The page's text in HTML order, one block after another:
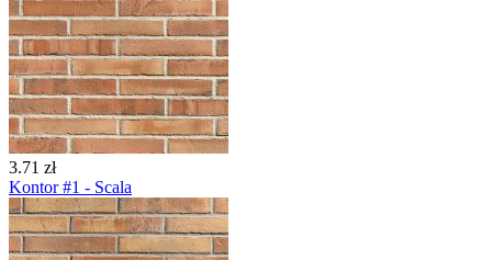
3.71 zł
Kontor #1 - Scala